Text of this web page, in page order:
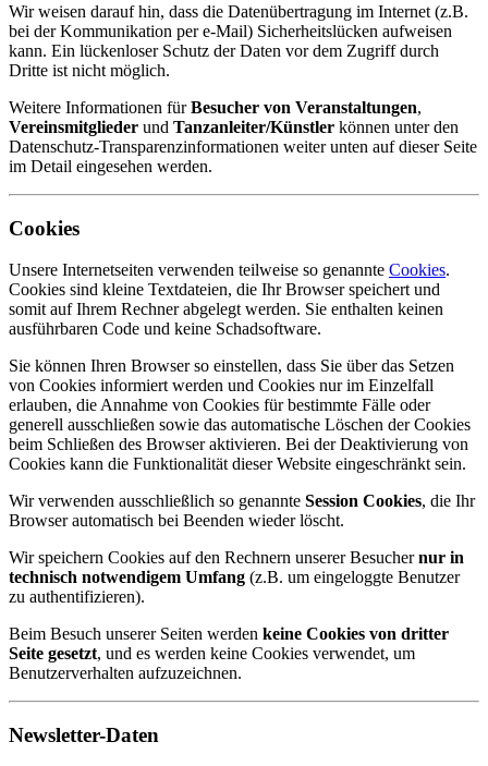
Wir weisen darauf hin, dass die Datenübertragung im Internet (z.B.
bei der Kommunikation per e-Mail) Sicherheitslücken aufweisen
kann. Ein lückenloser Schutz der Daten vor dem Zugriff durch
Dritte ist nicht möglich.
Weitere Informationen fürBesucher von Veranstaltungen,
Vereinsmitglieder und Tanzanleiter/Künstler können unter den
Datenschutz-Transparenzinformationen weiter unten auf dieser Seite
im Detail eingesehen werden.
Cookies
Unsere Internetseiten verwenden teilweise so genannte Cookies.
Cookies sind kleine Textdateien, die Ihr Browser speichert und
somit auf Ihrem Rechner abgelegt werden. Sie enthalten keinen
ausführbaren Code und keine Schadsoftware.
Sie können Ihren Browser so einstellen, dass Sie über das Setzen
von Cookies informiert werden und Cookies nur im Einzelfall
erlauben, die Annahme von Cookies für bestimmte Fälle oder
generell ausschließen sowie das automatische Löschen der Cookies
beim Schließen des Browser aktivieren. Bei der Deaktivierung von
Cookies kann die Funktionalität dieser Website eingeschränkt sein.
Wir verwenden ausschließlich so genannte Session Cookies, die Ihr
Browser automatisch bei Beenden wieder löscht.
Wir speichern Cookies auf den Rechnern unserer Besuchernur in
technisch notwendigem Umfang (z.B. um eingeloggte Benutzer
zu authentifizieren).
Beim Besuch unserer Seiten werden keine Cookies von dritter
Seite gesetzt, und es werden keine Cookies verwendet, um
Benutzerverhalten aufzuzeichnen.
Newsletter-Daten